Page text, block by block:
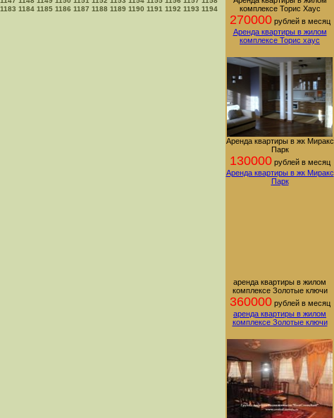
1183 1184 1185 1186 1187 1188 1189 1190 1191 1192 1193 1194
комплексе Торис Хаус
270000рублей в месяц
Аренда квартиры в жилом
комплексе Торис хаус
Аренда квартиры в жк Миракс
Парк
130000рублей в месяц
Аренда квартиры в жк Миракс
Парк
аренда квартиры в жилом
комплексе Золотые ключи
360000рублей в месяц
аренда квартиры в жилом
комплексе Золотые ключи